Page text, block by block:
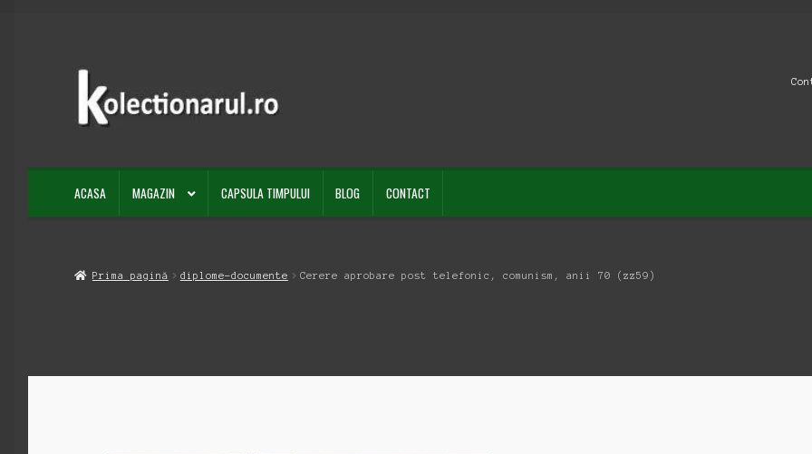
Sari
navigare
Sari
conținut
ACASA MAGAZIN CAPSULA TIMPULUI BLOG CONTACT
Prima pagină diplome-documente Cerere aprobare post telefonic, comunism, anii 70 (zz59)